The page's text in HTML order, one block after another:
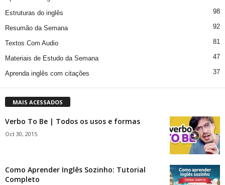
Estruturas do inglês 98
Resumão da Semana 92
Textos Com Audio 81
Materiais de Estudo da Semana 47
Aprenda inglês com citações 37
MAIS ACESSADOS
Verbo To Be | Todos os usos e formas
Oct 30, 2015
Como Aprender Inglês Sozinho: Tutorial
Completo